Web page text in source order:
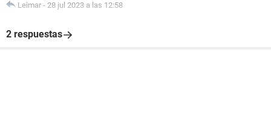
Leimar - 28 jul 2023 a las 12:58
2 respuestas